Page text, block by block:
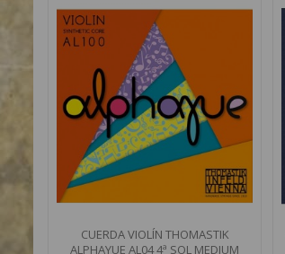
CUERDA VIOLÍN THOMASTIK
ALPHAYUE AL04 4ª SOL MEDIUM